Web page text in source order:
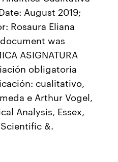
August 2019;
Rosaura Eliana
was
ASIGNATURA
obligatoria
cualitativo,
e Arthur Vogel,
Analysis, Essex,
&.